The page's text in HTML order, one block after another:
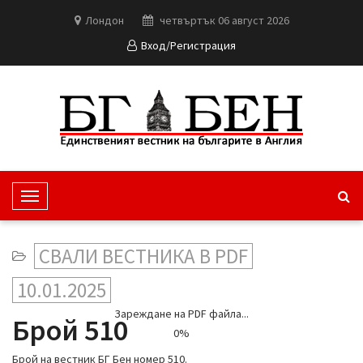
Лондон
четвъртък 06 август 2026
Вход/Регистрация
T
o
l
e
v
СВАЛИ ВЕСТНИКА В PDF
10.01.2025
Брой 510
Брой на вестник БГ Бен номер 510.
Зареждане на PDF файла...
0%